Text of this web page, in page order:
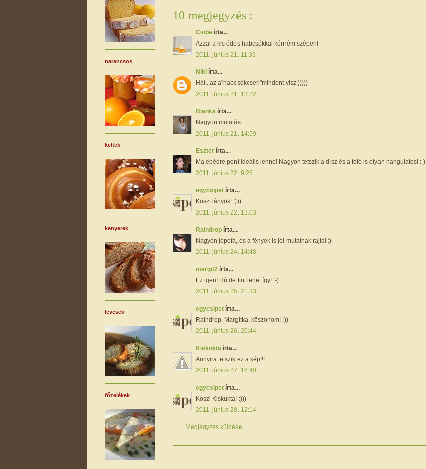
10 megjegyzés :
Csibe írta...
Azzal a kis édes habcsókkal kérném szépen!
2011. június 21. 11:39
Niki írta...
Hát...az a"habcsókcseri"mindent visz:)))))
2011. június 21. 13:22
Bianka írta...
Nagyon mutatós
2011. június 21. 14:59
Eszter írta...
Ma ebédre pont ideális lenne! Nagyon tetszik a dísz és a fotó is olyan hangulatos! :-)
2011. június 22. 9:25
egycsipet írta...
Köszi lányok! :)))
2011. június 22. 13:03
Raindrop írta...
Nagyon jópofa, és a fények is jól mutatnak rajta! :)
2011. június 24. 14:48
margit2 írta...
Ez igen! Hú de fini lehet így! :-)
2011. június 25. 21:33
egycsipet írta...
Raindrop, Margitka, köszönöm! :))
2011. június 26. 20:44
Kiskukta írta...
Annyira tetszik ez a kép!!!
2011. június 27. 16:40
egycsipet írta...
Köszi Kiskukta! :)))
2011. június 28. 12:14
Megjegyzés küldése
narancsos
keltek
kenyerek
levesek
főzelékek